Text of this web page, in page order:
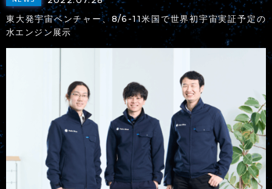
東大発宇宙ベンチャー、8/6-11米国で世界初宇宙実証予定の
水エンジン展示